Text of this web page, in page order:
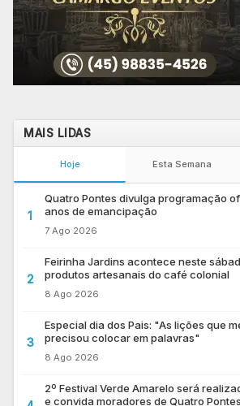
MAIS LIDAS
Hoje Esta Semana
1
Quatro Pontes divulga programação
anos de emancipação
7 Ago 2026
2
Feirinha Jardins acontece neste
produtos artesanais do café colonial
8 Ago 2026
3
Especial dia dos Pais: "As lições que
precisou colocar em palavras"
8 Ago 2026
2º Festival Verde Amarelo será
e convida moradores de Quatro